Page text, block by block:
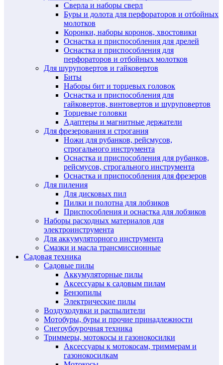
Сверла и наборы сверл
Буры и долота для перфораторов и отбойных
молотков
Коронки, наборы коронок, хвостовики
Оснастка и приспособления для дрелей
Оснастка и приспособления для
перфораторов и отбойных молотков
Для шуруповертов и гайковертов
Биты
Наборы бит и торцевых головок
Оснастка и приспособления для
гайковертов, винтовертов и шуруповертов
Торцевые головки
Адаптеры и магнитные держатели
Для фрезерования и строгания
Ножи для рубанков, рейсмусов,
строгального инструмента
Оснастка и приспособления для рубанков,
рейсмусов, строгального инструмента
Оснастка и приспособления для фрезеров
Для пиления
Для дисковых пил
Пилки и полотна для лобзиков
Приспособления и оснастка для лобзиков
Наборы расходных материалов для
электроинструмента
Для аккумуляторного инструмента
Смазки и масла трансмиссионные
Садовая техника
Садовые пилы
Аккумуляторные пилы
Аксессуары к садовым пилам
Бензопилы
Электрические пилы
Воздуходувки и распылители
Мотобуры, буры и прочие принадлежности
Снегоубоурочная техника
Триммеры, мотокосы и газонокосилки
Аксессуары к мотокосам, триммерам и
газонокосилкам